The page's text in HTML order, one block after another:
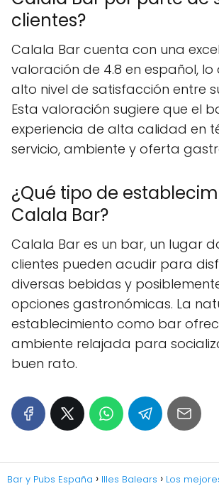
clientes?
Calala Bar cuenta con una
valoración de 4.8 en español, lo
alto nivel de satisfacción entre
Esta valoración sugiere que el
experiencia de alta calidad en
servicio, ambiente y oferta
¿Qué tipo de
Calala Bar?
Calala Bar es un bar, un lugar
clientes pueden acudir para
diversas bebidas y
opciones gastronómicas. La
establecimiento como bar
ambiente relajada para
buen rato.
Bar y Pubs España Illes Balears
Los